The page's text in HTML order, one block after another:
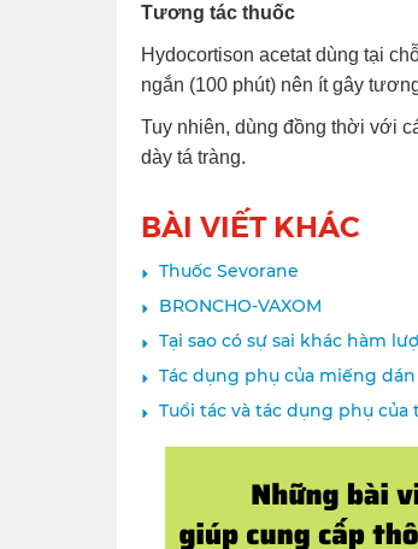
Tương tác thuốc
Hydocortison acetat dùng tại
ngắn (100 phút) nên ít gây
Tuy nhiên, dùng đồng thời với
dày tá tràng.
BÀI VIẾT KHÁC
Thuốc Sevorane
BRONCHO-VAXOM
Tại sao có sự sai khác hàm
Tác dụng phụ của miếng
Tuổi tác và tác dụng phụ của